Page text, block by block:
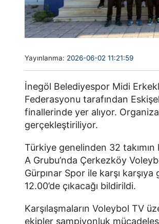
Yayınlanma: 2026-06-02 11:21:59
İnegöl Belediyespor Midi
Federasyonu tarafından
finallerinde yer alıyor.
gerçekleştiriliyor.
Türkiye genelinden 32
A Grubu’nda Çerkezköy
Gürpınar Spor ile karşı
12.00’de çıkacağı bildirildi.
Karşılaşmaların Voleybol TV
ekipler şampiyonluk